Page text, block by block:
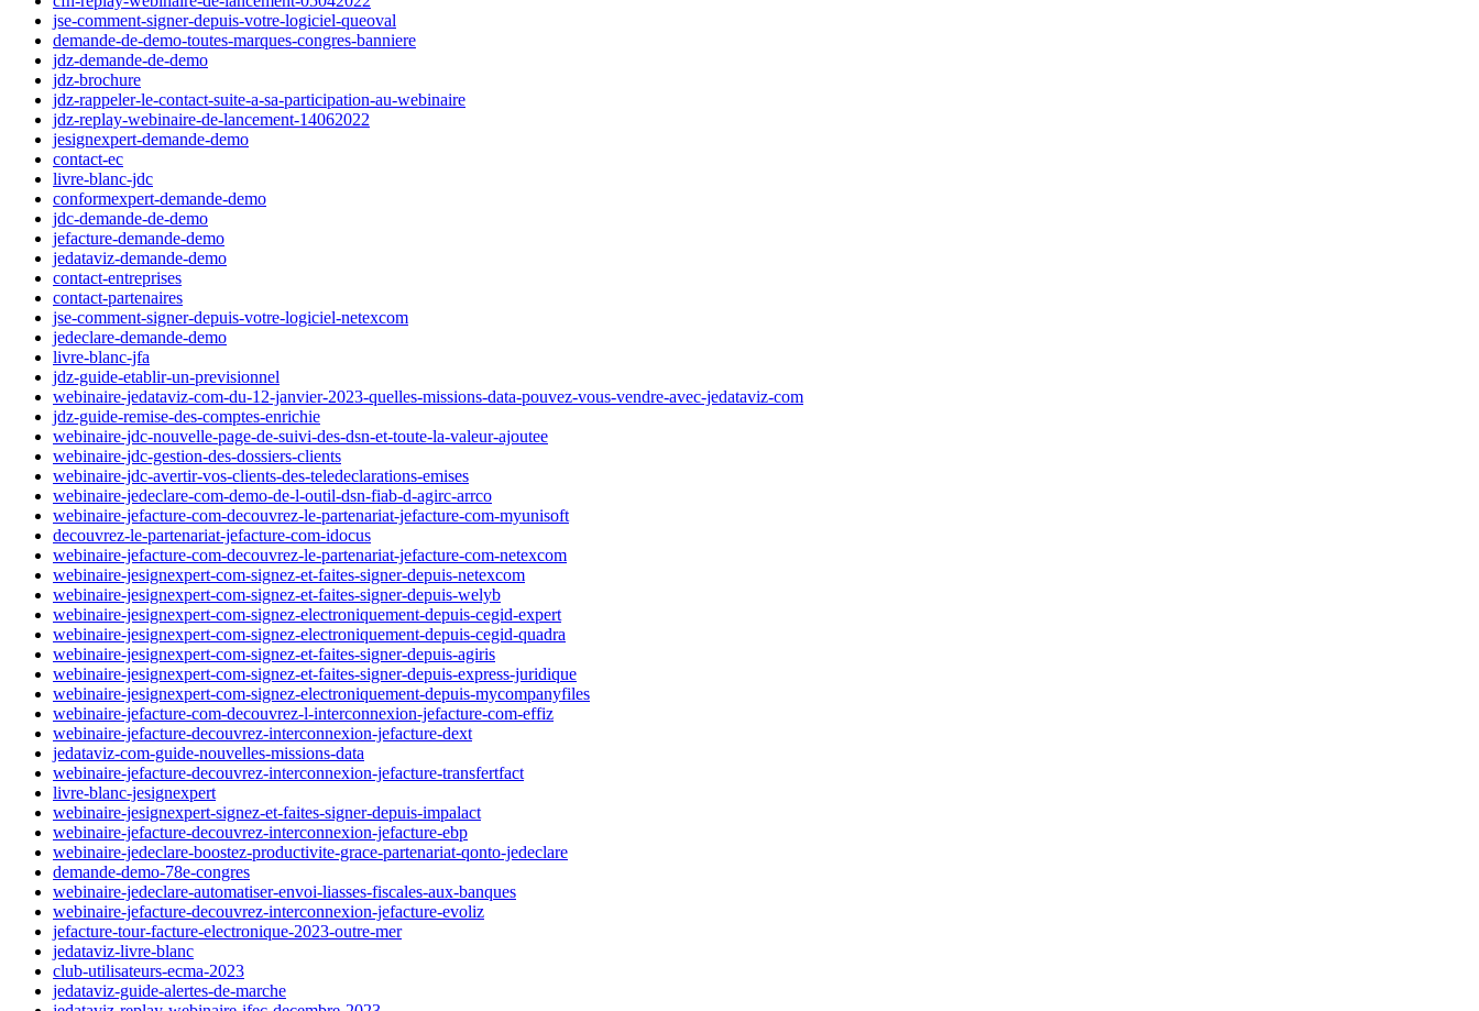
jse-comment-signer-depuis-votre-logiciel-queoval
demande-de-demo-toutes-marques-congres-banniere
jdz-demande-de-demo
jdz-brochure
jdz-rappeler-le-contact-suite-a-sa-participation-au-webinaire
jdz-replay-webinaire-de-lancement-14062022
jesignexpert-demande-demo
contact-ec
livre-blanc-jdc
conformexpert-demande-demo
jdc-demande-de-demo
jefacture-demande-demo
jedataviz-demande-demo
contact-entreprises
contact-partenaires
jse-comment-signer-depuis-votre-logiciel-netexcom
jedeclare-demande-demo
livre-blanc-jfa
jdz-guide-etablir-un-previsionnel
webinaire-jedataviz-com-du-12-janvier-2023-quelles-missions-data-pouvez-vous-vendre-avec-jedataviz-com
jdz-guide-remise-des-comptes-enrichie
webinaire-jdc-nouvelle-page-de-suivi-des-dsn-et-toute-la-valeur-ajoutee
webinaire-jdc-gestion-des-dossiers-clients
webinaire-jdc-avertir-vos-clients-des-teledeclarations-emises
webinaire-jedeclare-com-demo-de-l-outil-dsn-fiab-d-agirc-arrco
webinaire-jefacture-com-decouvrez-le-partenariat-jefacture-com-myunisoft
decouvrez-le-partenariat-jefacture-com-idocus
webinaire-jefacture-com-decouvrez-le-partenariat-jefacture-com-netexcom
webinaire-jesignexpert-com-signez-et-faites-signer-depuis-netexcom
webinaire-jesignexpert-com-signez-et-faites-signer-depuis-welyb
webinaire-jesignexpert-com-signez-electroniquement-depuis-cegid-expert
webinaire-jesignexpert-com-signez-electroniquement-depuis-cegid-quadra
webinaire-jesignexpert-com-signez-et-faites-signer-depuis-agiris
webinaire-jesignexpert-com-signez-et-faites-signer-depuis-express-juridique
webinaire-jesignexpert-com-signez-electroniquement-depuis-mycompanyfiles
webinaire-jefacture-com-decouvrez-l-interconnexion-jefacture-com-effiz
webinaire-jefacture-decouvrez-interconnexion-jefacture-dext
jedataviz-com-guide-nouvelles-missions-data
webinaire-jefacture-decouvrez-interconnexion-jefacture-transfertfact
livre-blanc-jesignexpert
webinaire-jesignexpert-signez-et-faites-signer-depuis-impalact
webinaire-jefacture-decouvrez-interconnexion-jefacture-ebp
webinaire-jedeclare-boostez-productivite-grace-partenariat-qonto-jedeclare
demande-demo-78e-congres
webinaire-jedeclare-automatiser-envoi-liasses-fiscales-aux-banques
webinaire-jefacture-decouvrez-interconnexion-jefacture-evoliz
jefacture-tour-facture-electronique-2023-outre-mer
jedataviz-livre-blanc
club-utilisateurs-ecma-2023
jedataviz-guide-alertes-de-marche